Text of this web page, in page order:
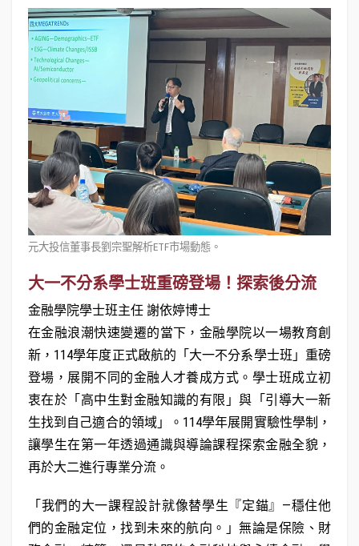
元大投信董事長劉宗聖解析ETF市場動態。
大一不分系學士班重磅登場！探索後分流
金融學院學士班主任 謝依婷博士
在金融浪潮快速變遷的當下，金融學院以一場教育創
新，114學年度正式啟航的「大一不分系學士班」重磅
登場，展開不同的金融人才養成方式。學士班成立初
衷在於「高中生對金融知識的有限」與「引導大一新
生找到自己適合的領域」。114學年展開實驗性學制，
讓學生在第一年透過通識與導論課程探索金融全貌，
再於大二進行專業分流。
「我們的大一課程設計就像替學生『定錨』—穩住他
們的金融定位，找到未來的航向。」無論是保險、財